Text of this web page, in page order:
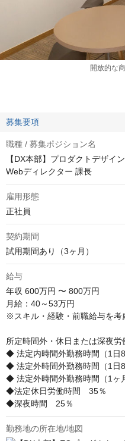
開放的な
募集要項
職種 / 募集ポジション名
【DX本部】プロダクトデザイ
Webディレクター 課長
雇用形態
正社員
契約期間
試用期間あり（3ヶ月）
給与
年収 600万円 〜 800万円
月給：40～53万円
※スキル・経験・前職給与を考
所定時間外・休日または深夜
◆ 法定内時間外勤務時間（1日
◆ 法定外時間外勤務時間（1日
◆ 法定外時間外勤務時間（1ヶ
◆法定休日労働時間　35％
◆深夜時間　25％
勤務地の所在地/地図